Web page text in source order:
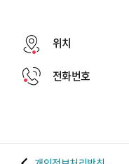
위치
전화번호